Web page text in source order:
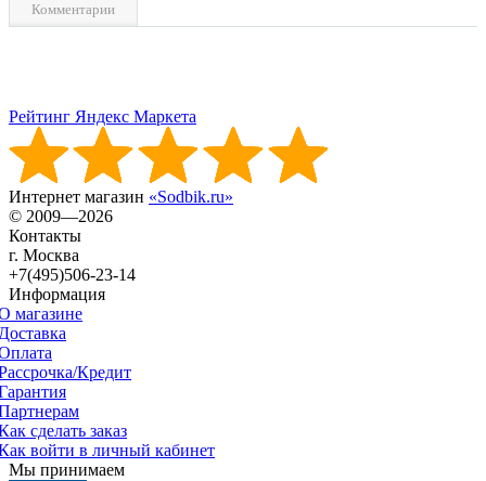
Комментарии
Рейтинг Яндекс Маркета
Интернет магазин «Sodbik.ru»
© 2009—2026
Контакты
г. Москва
+7(495)506-23-14
Информация
магазине
Кредит
сделать заказ
войти в личный кабинет
Мы принимаем